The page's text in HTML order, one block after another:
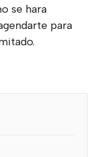
se hara
para